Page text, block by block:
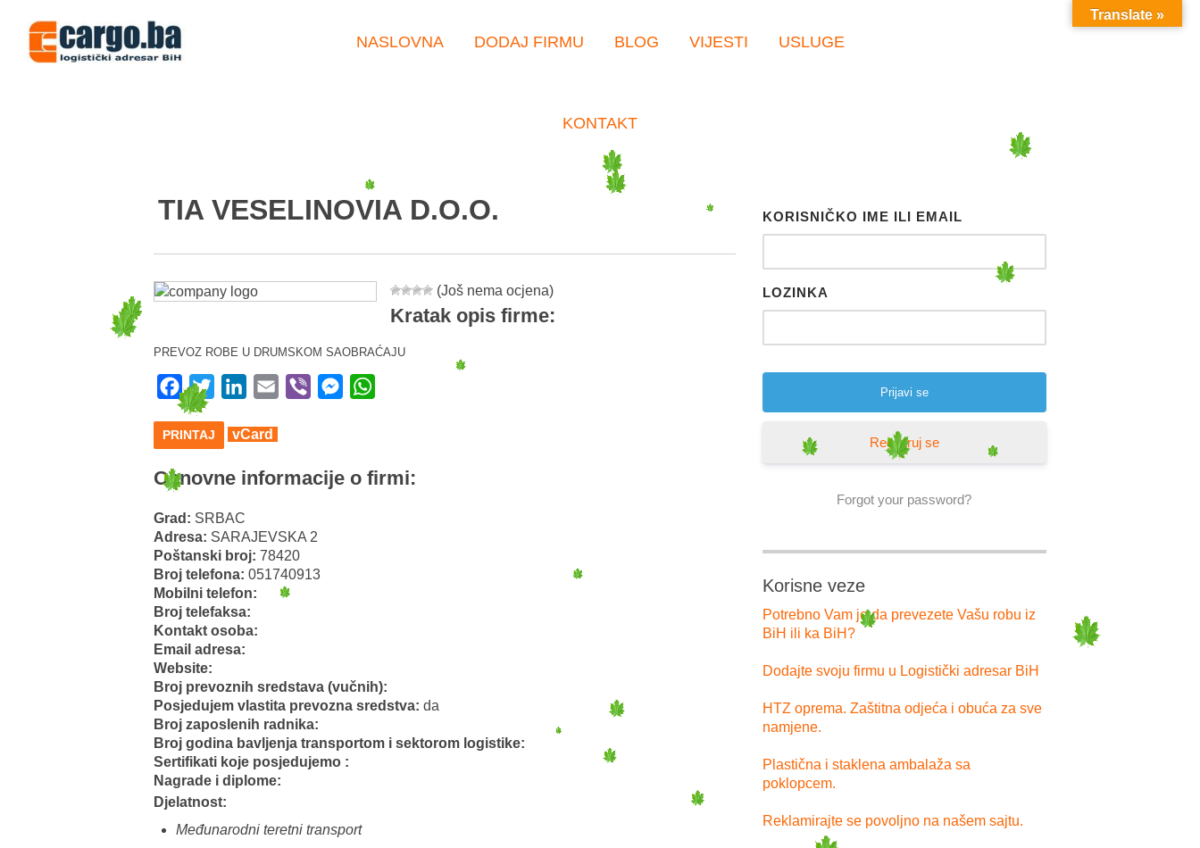
NASLOVNA DODAJ FIRMU BLOG VIJESTI USLUGE
KONTAKT
TIA VESELINOVIA D.O.O.
(Još nema ocjena)
Kratak opis firme:
PREVOZ ROBE U DRUMSKOM SAOBRAĆAJU
Facebook
Twitter LinkedIn
Email Viber Messenger
PRINTAJ vCard
Osnovne informacije o firmi:
Grad: SRBAC
Adresa: SARAJEVSKA 2
Poštanski broj: 78420
Broj telefona: 051740913
Mobilni telefon:
Broj telefaksa:
Kontakt osoba:
Email adresa:
Website:
Broj prevoznih sredstava (vučnih):
Posjedujem vlastita prevozna sredstva: da
Broj zaposlenih radnika:
Broj godina bavljenja transportom i sektorom logistike:
Sertifikati koje posjedujemo :
Nagrade i diplome:
Djelatnost:
Međunarodni teretni transport
KORISNIČKO IME ILI EMAIL
LOZINKA
Registruj se
Forgot your password?
Korisne veze
Potrebno Vam je da prevezete Vašu robu iz
BiH ili ka BiH?
Dodajte svoju firmu u Logistički adresar BiH
HTZ oprema. Zaštitna odjeća i obuća za sve
namjene.
Plastična i staklena ambalaža sa
poklopcem.
Reklamirajte se povoljno na našem sajtu.
Translate »